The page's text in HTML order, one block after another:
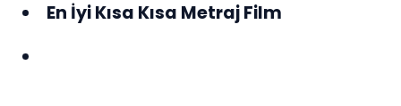
En İyi Kısa Kısa Metraj Film